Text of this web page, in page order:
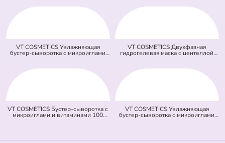
(оранжевая) (33 гр + 1,5 гр) зеленая) (33 гр + 1,5 гр)
VT COSMETICS Увлажняющая
бустер-сыворотка с микроиглами
VT COSMETICS Двухфазная
гидрогелевая маска с центеллой
гр)
VT COSMETICS Бустер-сыворотка с
микроиглами и витаминами 100
Vita-Light Reedle Shot (оранжевая)
VT COSMETICS Увлажняющая
бустер-сыворотка с микроиглами
300 Hydrop Reedle Shot (голубая)